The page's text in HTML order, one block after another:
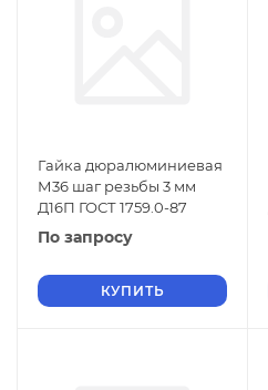
Гайка дюралюминиевая
М36 шаг резьбы 3 мм
Д16П ГОСТ 1759.0-87
По запросу
КУПИТЬ